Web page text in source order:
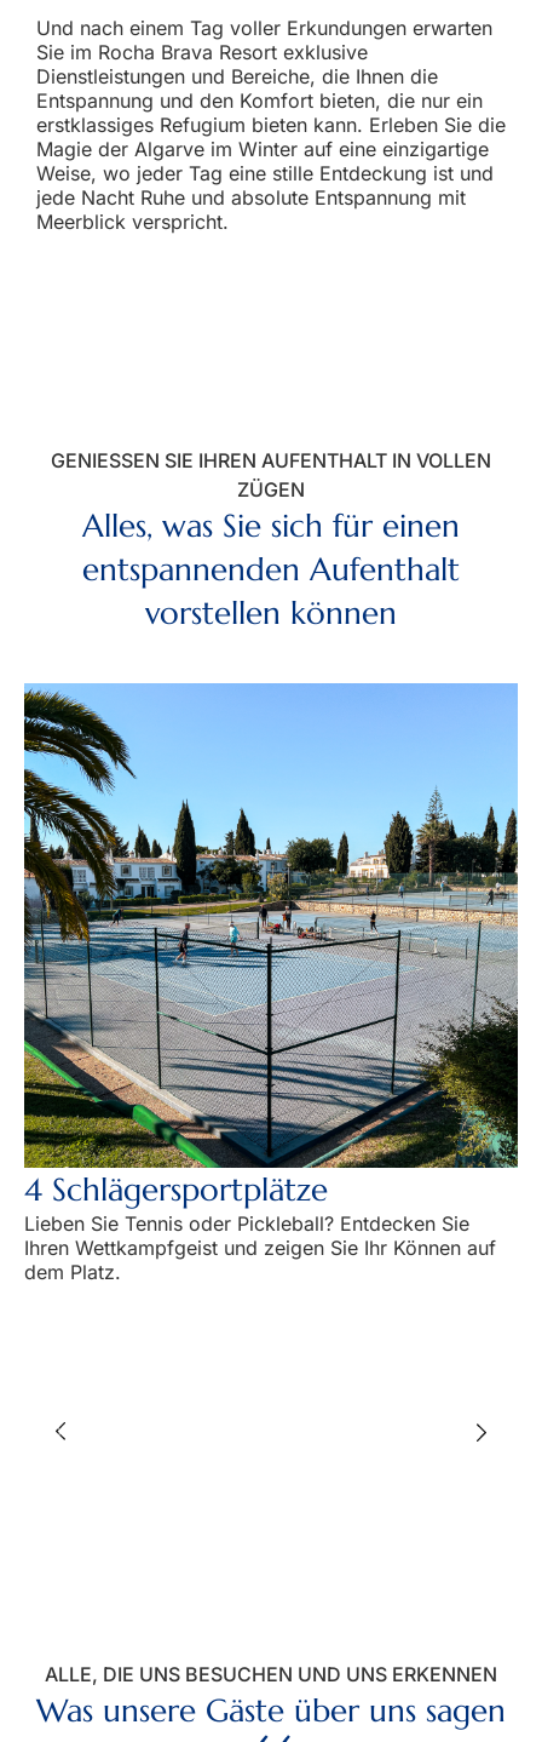
Und nach einem Tag voller Erkundungen erwarten
Sie im Rocha Brava Resort exklusive
Dienstleistungen und Bereiche, die Ihnen die
Entspannung und den Komfort bieten, die nur ein
erstklassiges Refugium bieten kann. Erleben Sie die
Magie der Algarve im Winter auf eine einzigartige
Weise, wo jeder Tag eine stille Entdeckung ist und
jede Nacht Ruhe und absolute Entspannung mit
Meerblick verspricht.
GENIESSEN SIE IHREN AUFENTHALT IN VOLLEN Z
ÜGEN
Alles, was Sie sich für einen
entspannenden Aufenthalt
vorstellen können
4 Schlägersportplätze
Lieben Sie Tennis oder Pickleball? Entdecken Sie
Ihren Wettkampfgeist und zeigen Sie Ihr Können auf
dem Platz.
ALLE, DIE UNS BESUCHEN UND UNS ERKENNEN
Was unsere Gäste über uns sagen